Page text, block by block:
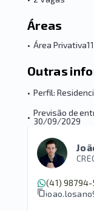
Áreas
• Área Privativa
Outras
• Perfil:
• Previsão de
30/09/2029
(41) 98794-